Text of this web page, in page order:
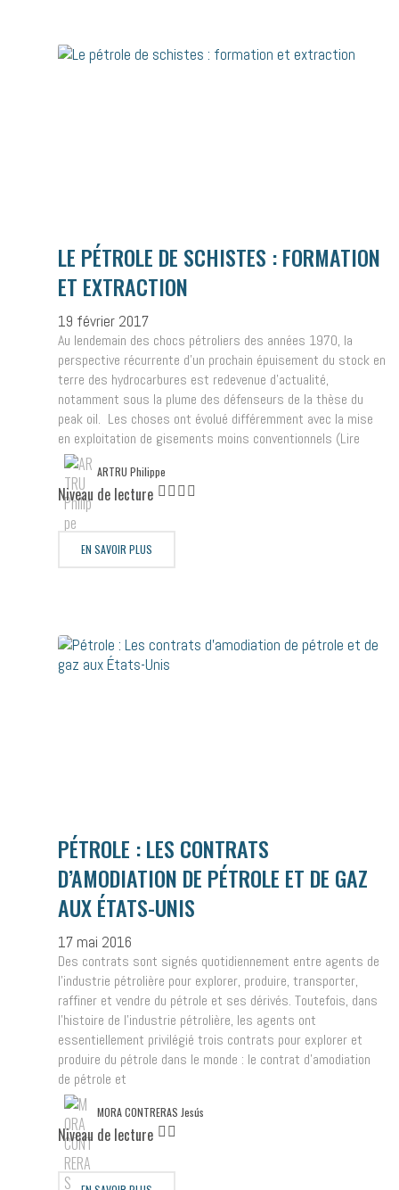
LE PÉTROLE DE SCHISTES : FORMATION
ET EXTRACTION
19 février 2017
Au lendemain des chocs pétroliers des années 1970, la
perspective récurrente d’un prochain épuisement du stock en
terre des hydrocarbures est redevenue d’actualité,
notamment sous la plume des défenseurs de la thèse du
peak oil. Les choses ont évolué différemment avec la mise
en exploitation de gisements moins conventionnels (Lire
ARTRU Philippe
Niveau de lecture
EN SAVOIR PLUS
PÉTROLE : LES CONTRATS
D’AMODIATION DE PÉTROLE ET DE GAZ
AUX ÉTATS-UNIS
17 mai 2016
Des contrats sont signés quotidiennement entre agents de
l’industrie pétrolière pour explorer, produire, transporter,
raffiner et vendre du pétrole et ses dérivés. Toutefois, dans
l’histoire de l’industrie pétrolière, les agents ont
essentiellement privilégié trois contrats pour explorer et
produire du pétrole dans le monde : le contrat d’amodiation
de pétrole et
MORA CONTRERAS Jesús
Niveau de lecture